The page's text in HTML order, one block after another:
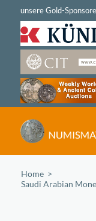
Home
Saudi Arabian